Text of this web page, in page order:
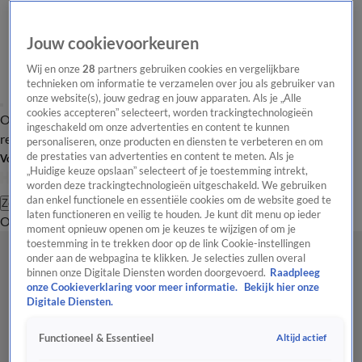
Overzicht Laatste nieuws Regionieuws Het beste van Hart
Tip de
redactie
Volg Hart van Nederland
Zoeken
OverzichtRegioUitzendingenWeerTip de redactiePanelVideo's
Jouw cookievoorkeuren
Wij en onze28 partners gebruiken cookies en vergelijkbare
technieken om informatie te verzamelen over jou als gebruiker van
onze website(s), jouw gedrag en jouw apparaten. Als je „Alle
cookies accepteren” selecteert, worden trackingtechnologieën
ingeschakeld om onze advertenties en content te kunnen
personaliseren, onze producten en diensten te verbeteren en om
de prestaties van advertenties en content te meten. Als je
„Huidige keuze opslaan” selecteert of je toestemming intrekt,
worden deze trackingtechnologieën uitgeschakeld. We gebruiken
dan enkel functionele en essentiële cookies om de website goed te
laten functioneren en veilig te houden. Je kunt dit menu op ieder
moment opnieuw openen om je keuzes te wijzigen of om je
toestemming in te trekken door op de link Cookie-instellingen
onder aan de webpagina te klikken. Je selecties zullen overal
binnen onze Digitale Diensten worden doorgevoerd. Raadpleeg
onze Cookieverklaring voor meer informatie.
Bekijk hier onze
Digitale Diensten.
Functioneel & Essentieel Altijd actief